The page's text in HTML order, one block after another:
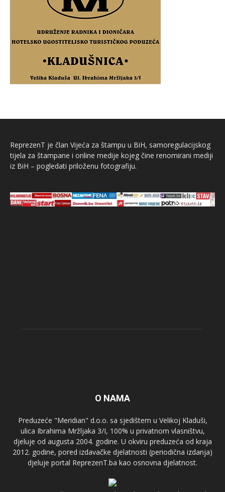
ReprezenT je član Vijeća za štampu u BiH, samoregulacijskog
tijela za štampane i online medije kojeg čine renomirani mediji
iz BiH – pogledati priloženu fotografiju.
O NAMA
Preduzeće "Meridian" d.o.o. sa sjedištem u Velikoj Kladuši,
ulica Ibrahima Mržljaka 3/I, 100% u privatnom vlasništvu,
djeluje od augusta 2004. godine. U okviru preduzeća od kraja
2012. godine, pored izdavačke djelatnosti (periodična izdanja)
djeluje portal ReprezenT.ba kao osnovna djelatnost.